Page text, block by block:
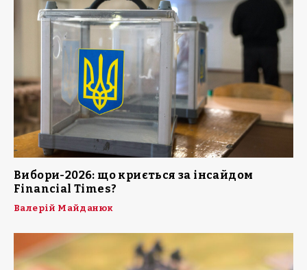
Вибори-2026: що криється за інсайдом
Financial Times?
Валерій Майданюк